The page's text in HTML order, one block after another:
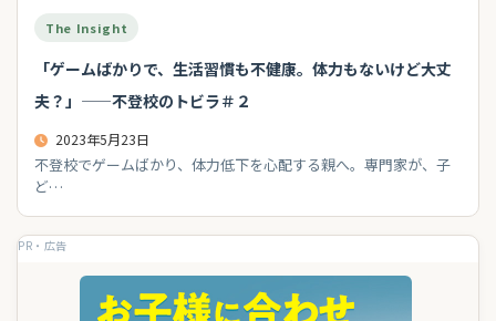
The Insight
「ゲームばかりで、生活習慣も不健康。体力もないけど大丈
夫？」——不登校のトビラ＃２
2023年5月23日
不登校でゲームばかり、体力低下を心配する親へ。専門家が、子
ど…
PR・広告